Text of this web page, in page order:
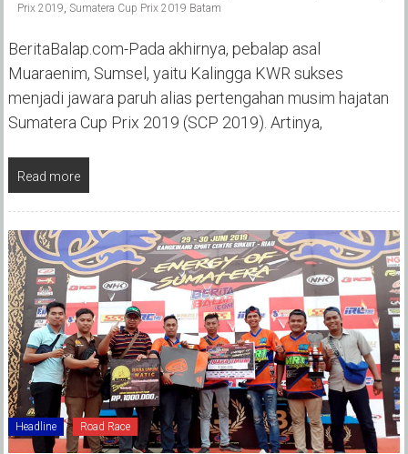
Prix 2019 Sumatera Cup Prix 2019 Batam
BeritaBalap.com-Pada akhirnya, pebalap asal
Muaraenim, Sumsel, yaitu Kalingga KWR sukses
menjadi jawara paruh alias pertengahan musim hajatan
Sumatera Cup Prix 2019 (SCP 2019). Artinya,
Read more
Headline Road Race